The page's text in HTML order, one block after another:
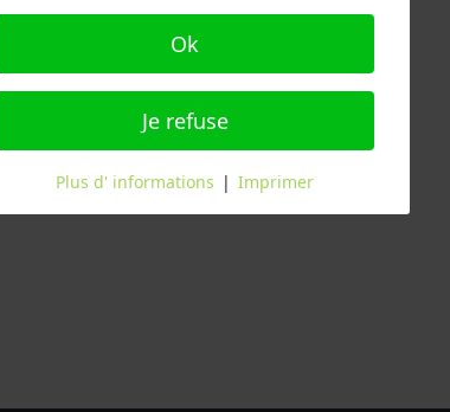
Ok
Je refuse
Plus d' informations | Imprimer